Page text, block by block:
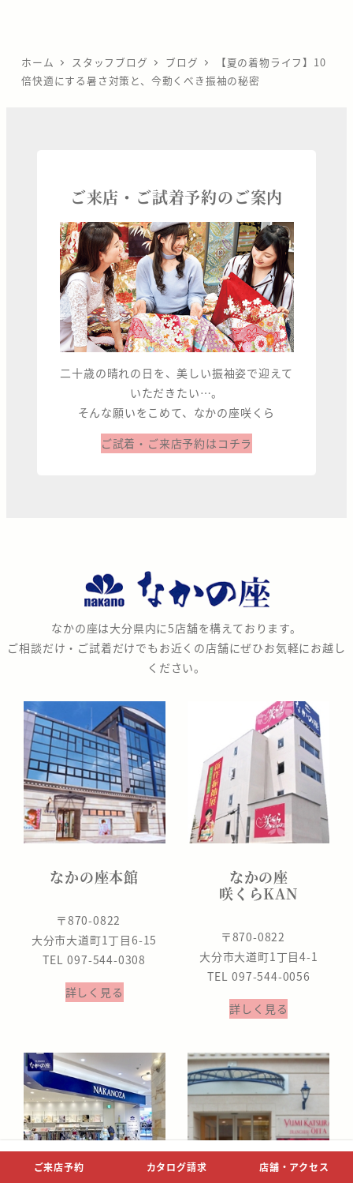
ホーム スタッフブログ ブログ
【夏の着物ライフ】10
倍快適にする暑さ対策と、今動くべき振袖の秘密
ご来店・ご試着予約のご案内
二十歳の晴れの日を、美しい振袖姿で迎えて
いただきたい…。
そんな願いをこめて、なかの座咲くら
ご試着・ご来店予約はコチラ
座
なかの座は大分県内に5店舗を構えております。
ご相談だけ・ご試着だけでもお近くの店舗にぜひお気軽にお越し
ください。
なかの座本館
〒870-0822
大分市大道町1丁目6-15
TEL 097-544-0308
詳しく見る
なかの座
咲くらKAN
〒870-0822
大分市大道町1丁目4-1
TEL 097-544-0056
詳しく見る
ご来店予約 カタログ請求 店舗・アクセス